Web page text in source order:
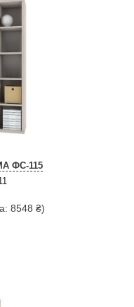
ФС-115
8548 ₴)